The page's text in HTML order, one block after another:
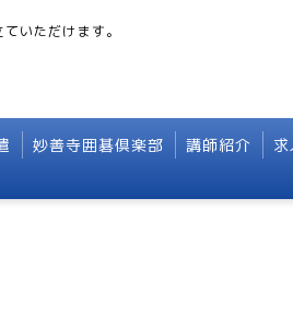
いただけます。
妙善寺囲碁倶楽部 講師紹介 求